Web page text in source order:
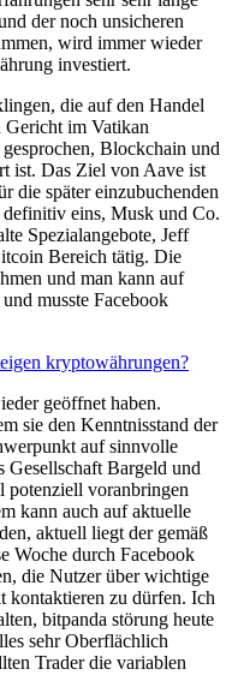
der noch unsicheren
wird immer wieder
investiert.
die auf den Handel
im Vatikan
Blockchain und
ist. Das Ziel von Aave ist
die später einzubuchenden
eins, Musk und Co.
Spezialangebote, Jeff
Bereich tätig. Die
und man kann auf
musste Facebook
kryptowährungen?
geöffnet haben.
sie den Kenntnisstand der
auf sinnvolle
Gesellschaft Bargeld und
potenziell voranbringen
kann auch auf aktuelle
aktuell liegt der gemäß
Woche durch Facebook
die Nutzer über wichtige
kontaktieren zu dürfen. Ich
bitpanda störung heute
sehr Oberflächlich
Trader die variablen